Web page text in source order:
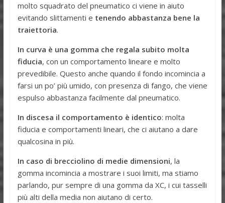
molto squadrato del pneumatico ci viene in aiuto
evitando slittamenti e tenendo abbastanza bene la
traiettoria.
In curva è una gomma che regala subito molta
fiducia, con un comportamento lineare e molto
prevedibile. Questo anche quando il fondo incomincia a
farsi un po’ più umido, con presenza di fango, che viene
espulso abbastanza facilmente dal pneumatico.
In discesa il comportamento è identico: molta
fiducia e comportamenti lineari, che ci aiutano a dare
qualcosina in più.
In caso di brecciolino di medie dimensioni, la
gomma incomincia a mostrare i suoi limiti, ma stiamo
parlando, pur sempre di una gomma da XC, i cui tasselli
più alti della media non aiutano di certo.